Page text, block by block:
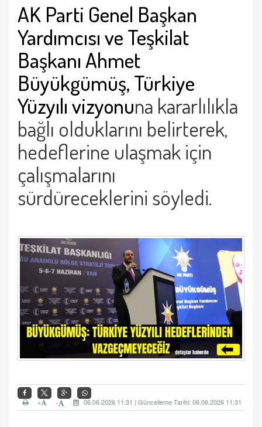
AK Parti Genel Başkan
Yardımcısı ve Teşkilat
Başkanı Ahmet
Büyükgümüş,Türkiye
Yüzyılı vizyonuna kararlılıkla
bağlı olduklarını belirterek,
hedeflerine ulaşmak için
çalışmalarını
sürdüreceklerini söyledi.
06.06.2026 11:31 | Güncelleme Tarihi: 06.06.2026 11:31
-
+